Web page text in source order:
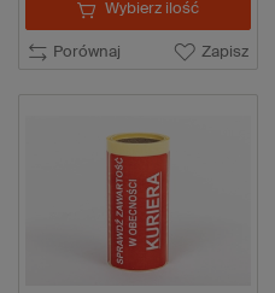
Porównaj Zapisz
Wybierz ilość